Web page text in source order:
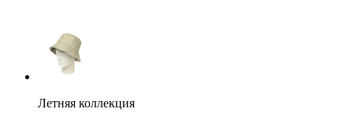
Летняя коллекция